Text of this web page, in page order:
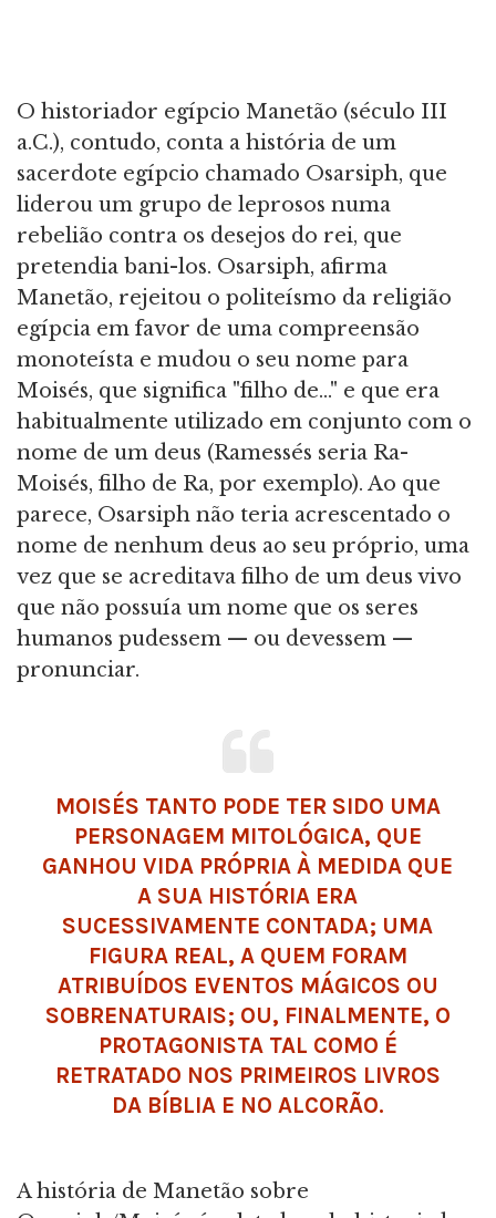
O historiador egípcio Manetão (século III
a.C.), contudo, conta a história de um
sacerdote egípcio chamado Osarsiph, que
liderou um grupo de leprosos numa
rebelião contra os desejos do rei, que
pretendia bani-los. Osarsiph, afirma
Manetão, rejeitou o politeísmo da religião
egípcia em favor de uma compreensão
monoteísta e mudou o seu nome para
Moisés, que significa "filho de..." e que era
habitualmente utilizado em conjunto com o
nome de um deus (Ramessés seria Ra-
Moisés, filho de Ra, por exemplo). Ao que
parece, Osarsiph não teria acrescentado o
nome de nenhum deus ao seu próprio, uma
vez que se acreditava filho de um deus vivo
que não possuía um nome que os seres
humanos pudessem — ou devessem —
pronunciar.
MOISÉS TANTO PODE TER SIDO UMA
PERSONAGEM MITOLÓGICA, QUE
GANHOU VIDA PRÓPRIA À MEDIDA QUE
A SUA HISTÓRIA ERA
SUCESSIVAMENTE CONTADA; UMA
FIGURA REAL, A QUEM FORAM
ATRIBUÍDOS EVENTOS MÁGICOS OU
SOBRENATURAIS; OU, FINALMENTE, O
PROTAGONISTA TAL COMO É
RETRATADO NOS PRIMEIROS LIVROS
DA BÍBLIA E NO ALCORÃO.
A história de Manetão sobre